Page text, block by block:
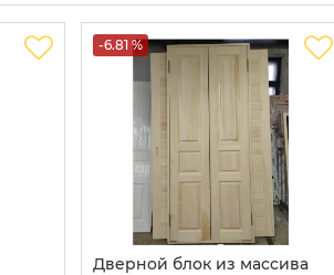
-6.81 %
Дверной блок из массива